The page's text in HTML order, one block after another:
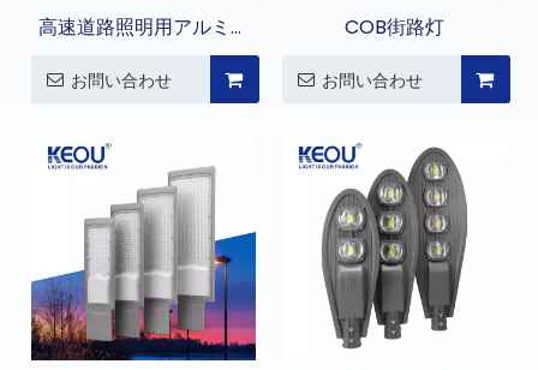
高速道路照明用アルミニ
ウム IP66 街路灯
お問い合わせ
COB街路灯
お問い合わせ